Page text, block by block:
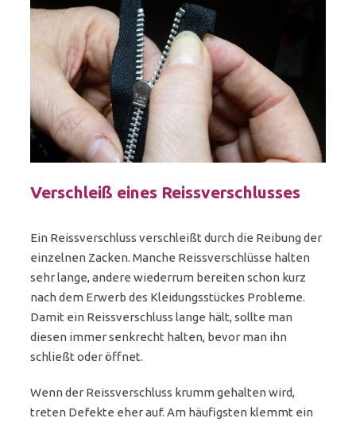
Verschleiß eines Reissverschlusses
Ein Reissverschluss verschleißt durch die Reibung der
einzelnen Zacken. Manche Reissverschlüsse halten
sehr lange, andere wiederrum bereiten schon kurz
nach dem Erwerb des Kleidungsstückes Probleme.
Damit ein Reissverschluss lange hält, sollte man
diesen immer senkrecht halten, bevor man ihn
schließt oder öffnet.
Wenn der Reissverschluss krumm gehalten wird,
treten Defekte eher auf. Am häufigsten klemmt ein